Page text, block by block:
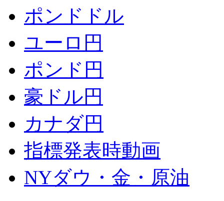
ポンドドル
ユーロ円
ポンド円
豪ドル円
カナダ円
指標発表時動画
NYダウ・金・原油